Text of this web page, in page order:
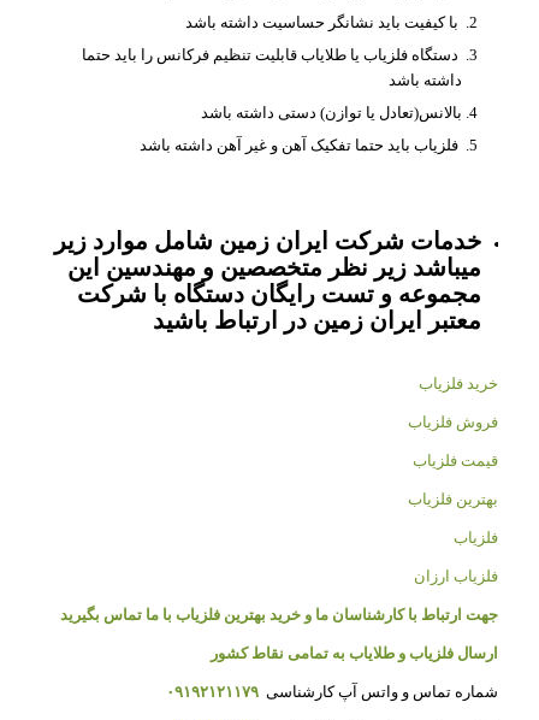
با کیفیت باید نشانگر حساسیت داشته باشد
دستگاه فلزیاب یا طلایاب قابلیت تنظیم فرکانس را باید حتما
داشته باشد
بالانس(تعادل یا توازن) دستی داشته باشد
فلزیاب باید حتما تفکیک آهن و غیر آهن داشته باشد
خدمات شرکت ایران زمین شامل موارد زیر
میباشد زیر نظر متخصصین و مهندسین این
مجموعه و تست رایگان دستگاه با شرکت
معتبر ایران زمین در ارتباط باشید
خرید فلزیاب
فروش فلزیاب
قیمت فلزیاب
بهترین فلزیاب
فلزیاب
فلزیاب ارزان
جهت ارتباط با کارشناسان ما و خرید بهترین فلزیاب با ما تماس بگیرید
ارسال فلزیاب و طلایاب به تمامی نقاط کشور
شماره تماس و واتس آپ کارشناسی ۰۹۱۹۲۱۲۱۱۷۹